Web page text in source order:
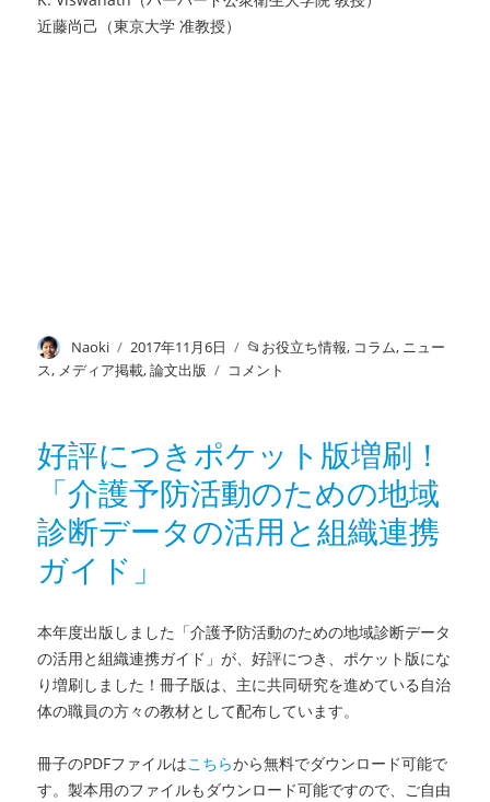
近藤尚己（東京大学 准教授）
投
稿
Naoki
投
稿
2017年11月6日
カ
テ
お役立ち情報, コラム, ニュー
ス, メディア掲載,論文出版
監
症
の
社
会
的
箋」
リ
リ
ー
ス
コメント
好評につきポケット版増刷！
「介護予防活動のための地域
診断データの活用と組織連携
ガイド」
本年度出版しました「介護予防活動のための地域診断データ
の活用と組織連携ガイド」が、好評につき、ポケット版にな
り増刷しました！冊子版は、主に共同研究を進めている自治
体の職員の方々の教材として配布しています。
冊子のPDFファイルはこちらから無料でダウンロード可能で
す。製本用のファイルもダウンロード可能ですので、ご自由